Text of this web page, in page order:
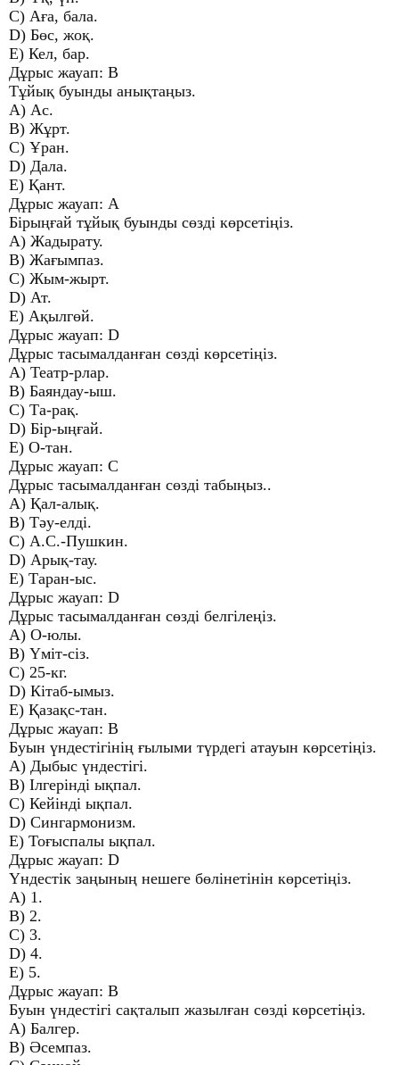
C) Аға, бала.
D) Бөс, жоқ.
E) Кел, бар.
Дұрыс жауап: В
Тұйық буынды анықтаңыз.
A) Ас.
B) Жұрт.
C) Ұран.
D) Дала.
E) Қант.
Дұрыс жауап: А
Бірыңғай тұйық буынды сөзді көрсетіңіз.
A) Жадырату.
B) Жағымпаз.
C) Жым-жырт.
D) Ат.
E) Ақылгөй.
Дұрыс жауап: D
Дұрыс тасымалданған сөзді көрсетіңіз.
A) Театр-рлар.
B) Баяндау-ыш.
C) Та-рақ.
D) Бір-ыңғай.
E) О-тан.
Дұрыс жауап: С
Дұрыс тасымалданған сөзді табыңыз..
A) Қал-алық.
B) Тәу-елді.
C) А.С.-Пушкин.
D) Арық-тау.
E) Таран-ыс.
Дұрыс жауап: D
Дұрыс тасымалданған сөзді белгілеңіз.
A) О-юлы.
B) Үміт-сіз.
C) 25-кг.
D) Кітаб-ымыз.
E) Қазақс-тан.
Дұрыс жауап: В
Буын үндестігінің ғылыми түрдегі атауын көрсетіңіз.
A) Дыбыс үндестігі.
B) Ілгерінді ықпал.
C) Кейінді ықпал.
D) Сингармонизм.
E) Тоғыспалы ықпал.
Дұрыс жауап: D
Үндестік заңының нешеге бөлінетінін көрсетіңіз.
A) 1.
B) 2.
C) 3.
D) 4.
E) 5.
Дұрыс жауап: B
Буын үндестігі сақталып жазылған сөзді көрсетіңіз.
A) Балгер.
B) Әсемпаз.